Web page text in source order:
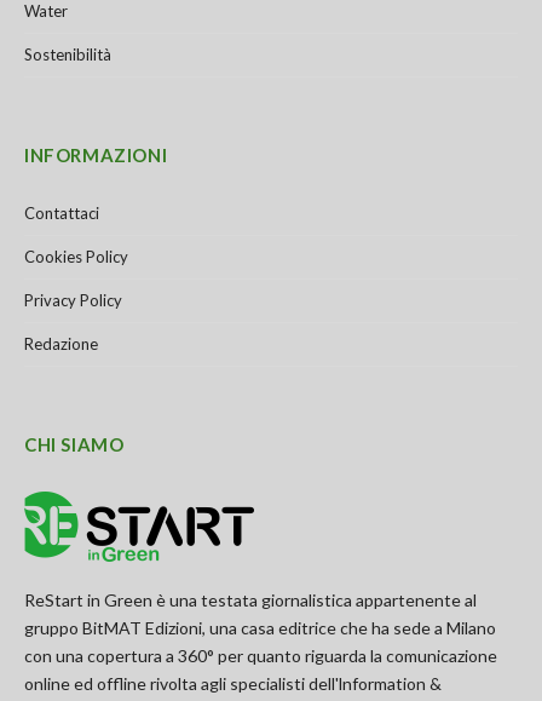
Water
Sostenibilità
INFORMAZIONI
Contattaci
Cookies Policy
Privacy Policy
Redazione
CHI SIAMO
ReStart in Green è una testata giornalistica appartenente al
gruppo BitMAT Edizioni, una casa editrice che ha sede a Milano
con una copertura a 360° per quanto riguarda la comunicazione
online ed offline rivolta agli specialisti dell'lnformation &